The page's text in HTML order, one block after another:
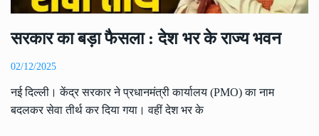
सरकार का बड़ा फैसला : देश भर के राज्य भवन
02/12/2025
नई दिल्ली। केंद्र सरकार ने प्रधानमंत्री कार्यालय (PMO) का नाम
बदलकर सेवा तीर्थ कर दिया गया। वहीं देश भर के